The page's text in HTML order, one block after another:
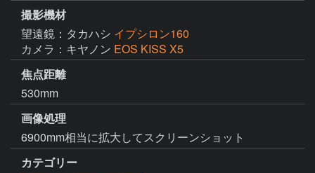
撮影機材
望遠鏡：タカハシ イプシロン160
カメラ：キヤノン EOS KISS X5
焦点距離
530mm
画像処理
6900mm相当に拡大してスクリーンショット
カテゴリー